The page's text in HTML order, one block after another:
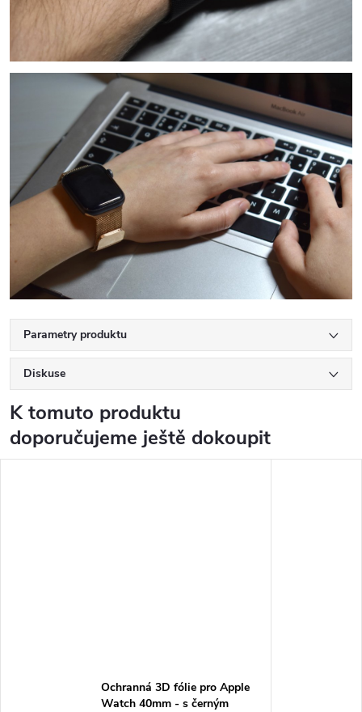
Parametry produktu
Diskuse
K tomuto produktu
doporučujeme ještě dokoupit
Ochranná 3D fólie pro Apple
Watch 40mm - s černým